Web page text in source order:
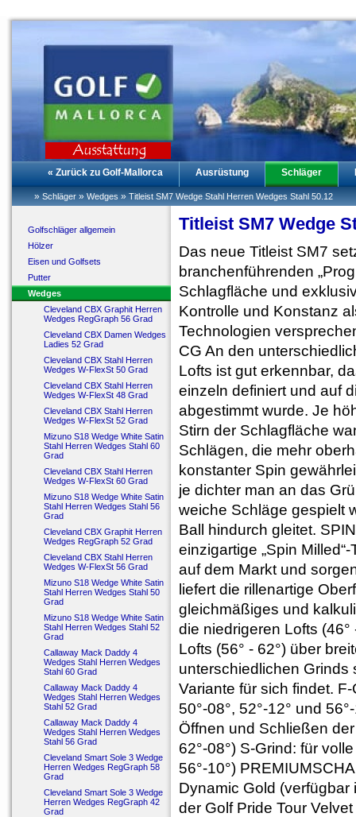
« Zurück zu Golf-Mallorca Ausrüstung Schläger
» Schläger » Wedges » Titleist SM7 Wedge Stahl Herren Wedges Stahl 50.12
Golfschläger allgemein
Hölzer
Eisen und Golfsets
Putter
Wedges
Cleveland CBX Graphit Herren
Wedges RegGraph 56 Grad
Cleveland CBX Damen Wedges
Ladies 52 Grad
Cleveland CBX Stahl Herren
Wedges W-FlexSt 50 Grad
Cleveland CBX Stahl Herren
Wedges W-FlexSt 48 Grad
Cleveland CBX Stahl Herren
Wedges W-FlexSt 52 Grad
Mizuno S18 Wedge White Satin
Stahl Herren Wedges Stahl 60
Grad
Cleveland CBX Stahl Herren
Wedges W-FlexSt 60 Grad
Mizuno S18 Wedge White Satin
Stahl Herren Wedges Stahl 56
Grad
Cleveland CBX Graphit Herren
Wedges RegGraph 52 Grad
Cleveland CBX Stahl Herren
Wedges W-FlexSt 56 Grad
Mizuno S18 Wedge White Satin
Stahl Herren Wedges Stahl 50
Grad
Mizuno S18 Wedge White Satin
Stahl Herren Wedges Stahl 52
Grad
Callaway Mack Daddy 4
Wedges Stahl Herren Wedges
Stahl 60 Grad
Callaway Mack Daddy 4
Wedges Stahl Herren Wedges
Stahl 52 Grad
Callaway Mack Daddy 4
Wedges Stahl Herren Wedges
Stahl 56 Grad
Cleveland Smart Sole 3 Wedge
Herren Wedges RegGraph 58
Grad
Cleveland Smart Sole 3 Wedge
Herren Wedges RegGraph 42
Grad
Titleist SM7 Wedge
Das neue Titleist SM7
branchenführenden
Schlagfläche und
Kontrolle und Konstanz
Technologien
CG An den
Lofts ist gut erkennbar,
einzeln definiert und auf
abgestimmt wurde. Je
Stirn der Schlagfläche
Schlägen, die mehr
konstanter Spin
je dichter man an das
weiche Schläge gespielt
Ball hindurch gleitet.
einzigartige „Spin
auf dem Markt und
liefert die rillenartige
gleichmäßiges und
die niedrigeren Lofts
Lofts (56° - 62°) über
unterschiedlichen Grinds
Variante für sich findet.
50°-08°, 52°-12° und
Öffnen und Schließen
62°-08°) S-Grind: für
56°-10°)
Dynamic Gold (verfügbar
der Golf Pride Tour